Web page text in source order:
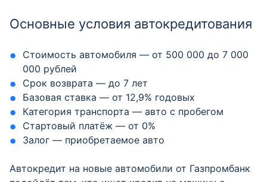
Основные условия автокредитования
Стоимость автомобиля — от 500 000 до 7 000
000 рублей
Срок возврата — до 7 лет
Базовая ставка — от 12,9% годовых
Категория транспорта — авто с пробегом
Стартовый платёж — от 0%
Залог — приобретаемое авто
Автокредит на новые автомобили от Газпромбанк